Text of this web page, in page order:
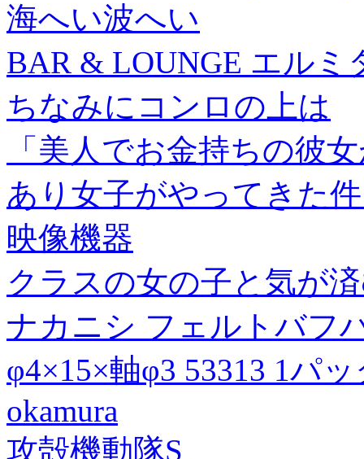
海へい波へい
BAR & LOUNGE エルミ
ちなみにコンロの上は
「美人でお金持ちの彼
あり女子がやってきた
映像機器
クラスの女の子と気が
ナカニシ フェルトバフ
φ4×15×軸φ3 53313 1パ
okamura
攻殻機動隊S